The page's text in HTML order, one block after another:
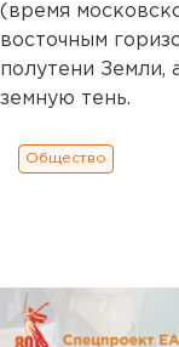
(время
восточным
полутени Земли,
земную тень.
Общество